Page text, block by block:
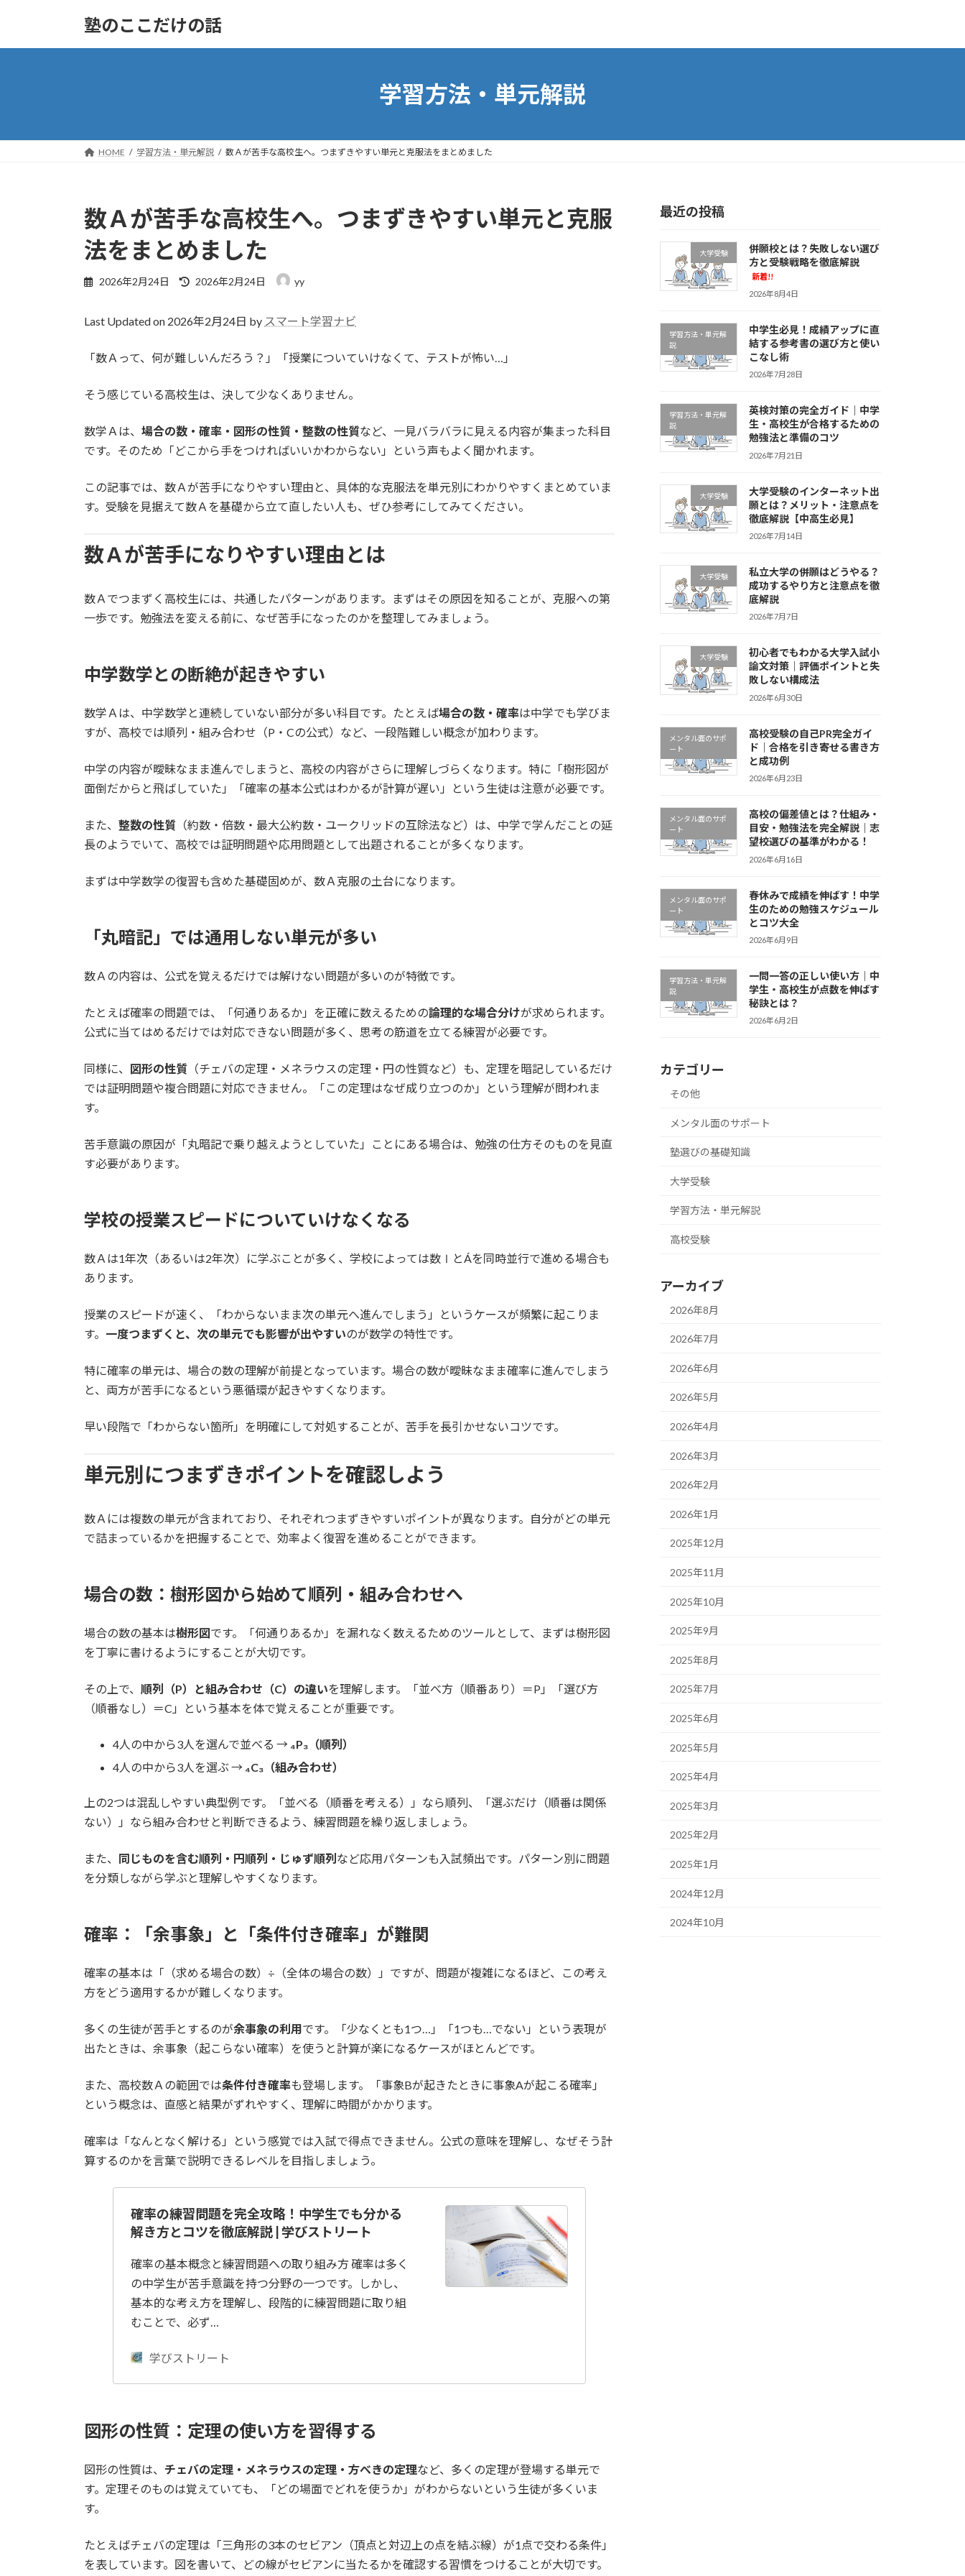
塾のここだけの話
学習方法・単元解説
HOME 学習方法・単元解説 数Ａが苦手な高校生へ。つまずきやすい単元と克服法をまとめました
数Ａが苦手な高校生へ。つまずきやすい単元と克服
法をまとめました
2026年2月24日
最
新
:
2026年2月24日 yy
Last Updated on 2026年2月24日 by スマート学習ナビ
「数Ａって、何が難しいんだろう？」「授業についていけなくて、テストが怖い…」
そう感じている高校生は、決して少なくありません。
数学Ａは、 場合の数・確率・図形の性質・整数の性質など、一見バラバラに見える内容が集まった科目
です。そのため「どこから手をつければいいかわからない」という声もよく聞かれます。
この記事では、数Ａが苦手になりやすい理由と、具体的な克服法を単元別にわかりやすくまとめていま
す。受験を見据えて数Ａを基礎から立て直したい人も、ぜひ参考にしてみてください。
数Ａが苦手になりやすい理由とは
数Ａでつまずく高校生には、共通したパターンがあります。まずはその原因を知ることが、克服への第
一歩です。勉強法を変える前に、なぜ苦手になったのかを整理してみましょう。
中学数学との断絶が起きやすい
数学Ａは、中学数学と連続していない部分が多い科目です。たとえば場合の数・確率は中学でも学びま
すが、高校では順列・組み合わせ（P・Cの公式）など、一段階難しい概念が加わります。
中学の内容が曖昧なまま進んでしまうと、高校の内容がさらに理解しづらくなります。特に「樹形図が
面倒だからと飛ばしていた」「確率の基本公式はわかるが計算が遅い」という生徒は注意が必要です。
また、 整数の性質 （約数・倍数・最大公約数・ユークリッドの互除法など）は、中学で学んだことの延
長のようでいて、高校では証明問題や応用問題として出題されることが多くなります。
まずは中学数学の復習も含めた基礎固めが、数Ａ克服の土台になります。
「丸暗記」では通用しない単元が多い
数Ａの内容は、公式を覚えるだけでは解けない問題が多いのが特徴です。
たとえば確率の問題では、「何通りあるか」を正確に数えるための論理的な場合分けが求められます。
公式に当てはめるだけでは対応できない問題が多く、思考の筋道を立てる練習が必要です。
同様に、 図形の性質 （チェバの定理・メネラウスの定理・円の性質など）も、定理を暗記しているだけ
では証明問題や複合問題に対応できません。「この定理はなぜ成り立つのか」という理解が問われま
す。
苦手意識の原因が「丸暗記で乗り越えようとしていた」ことにある場合は、勉強の仕方そのものを見直
す必要があります。
学校の授業スピードについていけなくなる
数Ａは1年次（あるいは2年次）に学ぶことが多く、学校によっては数ⅠとÁを同時並行で進める場合も
あります。
授業のスピードが速く、「わからないまま次の単元へ進んでしまう」というケースが頻繁に起こりま
す。 一度つまずくと、次の単元でも影響が出やすいのが数学の特性です。
特に確率の単元は、場合の数の理解が前提となっています。場合の数が曖昧なまま確率に進んでしまう
と、両方が苦手になるという悪循環が起きやすくなります。
早い段階で「わからない箇所」を明確にして対処することが、苦手を長引かせないコツです。
単元別につまずきポイントを確認しよう
数Ａには複数の単元が含まれており、それぞれつまずきやすいポイントが異なります。自分がどの単元
で詰まっているかを把握することで、効率よく復習を進めることができます。
場合の数：樹形図から始めて順列・組み合わせへ
場合の数の基本は樹形図です。「何通りあるか」を漏れなく数えるためのツールとして、まずは樹形図
を丁寧に書けるようにすることが大切です。
その上で、 順列（P）と組み合わせ（C）の違いを理解します。「並べ方（順番あり）＝P」「選び方
（順番なし）＝C」という基本を体で覚えることが重要です。
4人の中から3人を選んで並べる → ₄P₃（順列）
4人の中から3人を選ぶ → ₄C₃（組み合わせ）
上の2つは混乱しやすい典型例です。「並べる（順番を考える）」なら順列、「選ぶだけ（順番は関係
ない）」なら組み合わせと判断できるよう、練習問題を繰り返しましょう。
また、 同じものを含む順列・円順列・じゅず順列 など応用パターンも入試頻出です。パターン別に問題
を分類しながら学ぶと理解しやすくなります。
確率：「余事象」と「条件付き確率」が難関
確率の基本は「（求める場合の数）÷（全体の場合の数）」ですが、問題が複雑になるほど、この考え
方をどう適用するかが難しくなります。
多くの生徒が苦手とするのが余事象の利用です。「少なくとも1つ…」「1つも…でない」という表現が
出たときは、余事象（起こらない確率）を使うと計算が楽になるケースがほとんどです。
また、高校数Ａの範囲では条件付き確率も登場します。「事象Bが起きたときに事象Aが起こる確率」
という概念は、直感と結果がずれやすく、理解に時間がかかります。
確率は「なんとなく解ける」という感覚では入試で得点できません。公式の意味を理解し、なぜそう計
算するのかを言葉で説明できるレベルを目指しましょう。
確率の練習問題を完全攻略！中学生でも分かる
解き方とコツを徹底解説 | 学びストリート
確率の基本概念と練習問題への取り組み方 確率は多く
の中学生が苦手意識を持つ分野の一つです。しかし、
基本的な考え方を理解し、段階的に練習問題に取り組
むことで、必ず…
学びストリート
図形の性質：定理の使い方を習得する
図形の性質は、 チェバの定理・メネラウスの定理・方べきの定理など、多くの定理が登場する単元で
す。定理そのものは覚えていても、「どの場面でどれを使うか」がわからないという生徒が多くいま
す。
たとえばチェバの定理は「三角形の3本のセビアン（頂点と対辺上の点を結ぶ線）が1点で交わる条件」
を表しています。図を書いて、どの線がセビアンに当たるかを確認する習慣をつけることが大切です。
最近の投稿
大学受験
併願校とは？失敗しない選び
方と受験戦略を徹底解説
新着!!
2026年8月4日
学習方法・単元解
説
中学生必見！成績アップに直
結する参考書の選び方と使い
こなし術
2026年7月28日
学習方法・単元解
説
英検対策の完全ガイド｜中学
生・高校生が合格するための
勉強法と準備のコツ
2026年7月21日
大学受験
大学受験のインターネット出
願とは？メリット・注意点を
徹底解説【中高生必見】
2026年7月14日
大学受験
私立大学の併願はどうやる？
成功するやり方と注意点を徹
底解説
2026年7月7日
大学受験
初心者でもわかる大学入試小
論文対策｜評価ポイントと失
敗しない構成法
2026年6月30日
メンタル面のサポ
ート
高校受験の自己PR完全ガイ
ド｜合格を引き寄せる書き方
と成功例
2026年6月23日
メンタル面のサポ
ート
高校の偏差値とは？仕組み・
目安・勉強法を完全解説｜志
望校選びの基準がわかる！
2026年6月16日
メンタル面のサポ
ート
春休みで成績を伸ばす！中学
生のための勉強スケジュール
とコツ大全
2026年6月9日
学習方法・単元解
説
一問一答の正しい使い方｜中
学生・高校生が点数を伸ばす
秘訣とは？
2026年6月2日
カテゴリー
その他
メンタル面のサポート
塾選びの基礎知識
大学受験
学習方法・単元解説
高校受験
アーカイブ
2026年8月
2026年7月
2026年6月
2026年5月
2026年4月
2026年3月
2026年2月
2026年1月
2025年12月
2025年11月
2025年10月
2025年9月
2025年8月
2025年7月
2025年6月
2025年5月
2025年4月
2025年3月
2025年2月
2025年1月
2024年12月
2024年10月